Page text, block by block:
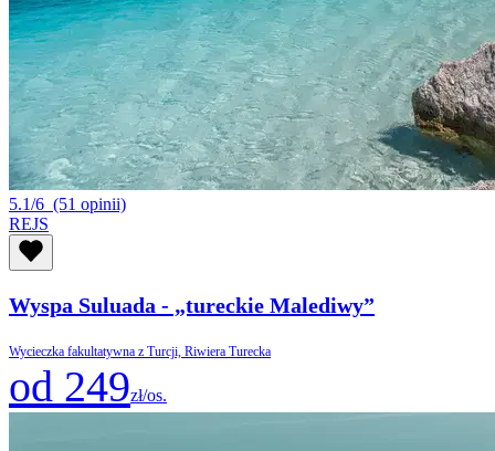
5.1/6 (51 opinii)
REJS
Wyspa Suluada - „tureckie Malediwy”
Wycieczka fakultatywna z Turcji, Riwiera Turecka
od 249zł/os.